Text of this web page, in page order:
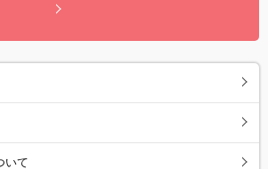
いて